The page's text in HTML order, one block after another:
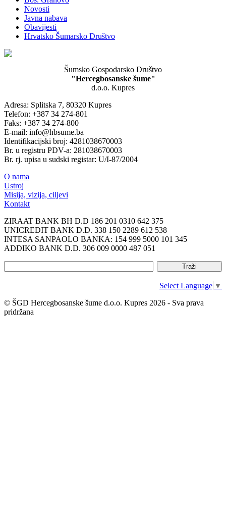
Novosti
Javna nabava
Obavijesti
Hrvatsko Šumarsko Društvo
Šumsko Gospodarsko Društvo
"Hercegbosanske šume"
d.o.o. Kupres
Adresa: Splitska 7, 80320 Kupres
Telefon: +387 34 274-801
Faks: +387 34 274-800
E-mail: info@hbsume.ba
Identifikacijski broj: 4281038670003
Br. u registru PDV-a: 281038670003
Br. rj. upisa u sudski registar: U/I-87/2004
O nama
Ustroj
Misija, vizija, ciljevi
Kontakt
ZIRAAT BANK BH D.D 186 201 0310 642 375
UNICREDIT BANK D.D. 338 150 2289 612 538
INTESA SANPAOLO BANKA: 154 999 5000 101 345
ADDIKO BANK D.D. 306 009 0000 487 051
Select Language ▼
© ŠGD Hercegbosanske šume d.o.o. Kupres 2026 - Sva prava
pridržana